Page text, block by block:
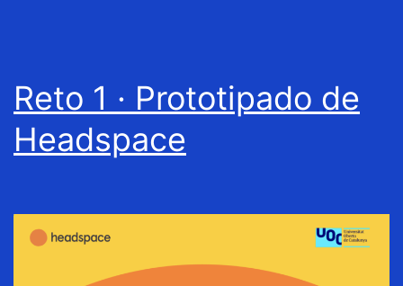
Reto 1 · Prototipado de
Headspace